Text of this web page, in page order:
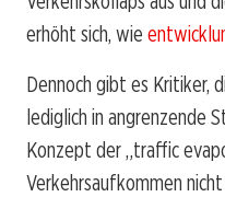
erhöht sich, wie
Dennoch gibt es Kritiker,
lediglich in angrenzende
Konzept der „traffic
Verkehrsaufkommen